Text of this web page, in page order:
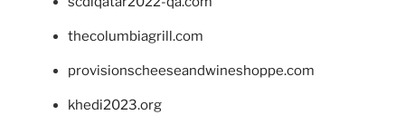
thecolumbiagrill.com
provisionscheeseandwineshoppe.com
khedi2023.org